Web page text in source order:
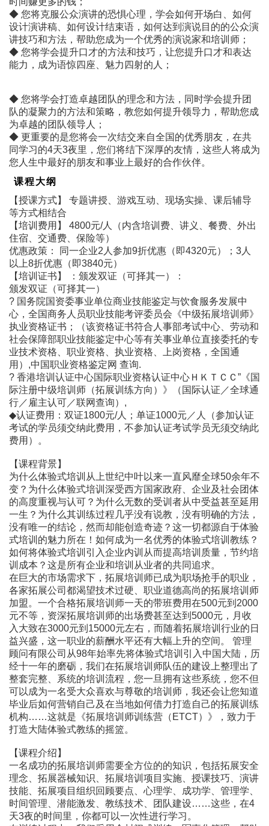
◆ 您将克服公众演讲的恐惧心理，学会如何开场白、如何
设计演讲稿、如何设计结束语，如何达到演说目的的公众演
讲技巧和方法，帮助您成为一个优秀的演说家和培训师；
◆ 您将学会提升口才的方法和技巧，让您提升口才和表达
能力，成为语惊四座、魅力四射的人；
◆ 您将学会打造卓越团队的理念和方法，同时学会提升团
队的凝聚力的方法和策略，教您如何提升领导力，帮助您成
为卓越的团队领导人；
◆ 更重要的是您将会一次结交来自全国的优秀朋友，在共
同学习的4天3夜里，您们将结下深厚的友情，这些人将成为
您人生中最好的朋友和事业上最好的合作伙伴。
课程大纲
【授课方式】 专题讲授、游戏互动、现场实操、课后辅导
等方式相结合
【培训费用】 4800元/人（内含培训费、讲义、餐费、外出
住宿、交通费、保险等）
优惠政策： 同一企业2人参加9折优惠（即4320元）；3人
以上8折优惠（即3840元）
【培训证书】 ：颁发双证（可择其一）：
颁发双证（可择其一）
? 国务院国资委事业单位商业技能鉴定与饮食服务发展中
心，全国商务人员职业技能考评委员会《中级拓展培训师》
执业资格证书；（该资格证书符合人事部考试中心、劳动和
社会保障部职业技能鉴定中心等有关事业单位直接委托的专
业技术资格、职业资格、执业资格、上岗资格，全国通
用）,中国职业资格鉴定网 查询.
? 香港培训认证中心国际职业资格认证中心ＨＫＴＣＣ”《国
际注册中级培训师（拓展训练方向）》（国际认证／全球通
行／雇主认可／联网查询）,
◆认证费用：双证1800元/人；单证1000元／人（参加认证
考试的学员须交纳此费用，不参加认证考试学员无须交纳此
费用）。
【课程背景】
为什么体验式培训从上世纪中叶以来一直风靡全球50余年不
变？为什么体验式培训深受西方国家政府、企业及社会团体
的高度重视与认可？为什么无数的受训者从中受益甚至延用
一生？为什么其训练过程几乎没有说教，没有明确的方法，
没有唯一的结论，然而却能创造奇迹？这一切都源自于体验
式培训的魅力所在！如何成为一名优秀的体验式培训教练？
如何将体验式培训引入企业内训从而提高培训质量，节约培
训成本？这是所有企业和培训从业者的共同追求。
在巨大的市场需求下，拓展培训师已成为职场抢手的职业，
各家拓展公司都渴望技术过硬、职业道德高尚的拓展培训师
加盟。一个合格拓展培训师一天的带班费用在500元到2000
元不等，资深拓展培训师的出场费甚至达到5000元，月收
入大致在3000元到15000元左右，而随着拓展培训行业的日
益兴盛，这一职业的薪酬水平还有大幅上升的空间。 管理
顾问有限公司从98年始率先将体验式培训引入中国大陆，历
经十一年的磨砺，我们在拓展培训师队伍的建设上整理出了
整套完整、系统的培训流程，您一旦拥有这些系统，您不但
可以成为一名受大众喜欢与尊敬的培训师，我还会让您知道
毕业后如何营销自己及在当地如何借力打造自己的拓展训练
机构……这就是《拓展培训师训练营（ETCT）》，致力于
打造大陆体验式教练的摇篮。
【课程介绍】
一名成功的拓展培训师需要全方位的的知识，包括拓展安全
理念、拓展器械知识、拓展培训项目实施、授课技巧、演讲
技能、拓展项目组织回顾要点、心理学、成功学、管理学、
时间管理、潜能激发、教练技术、团队建设……这些，在4
天3夜的时间里，你都可以一次性进行学习。